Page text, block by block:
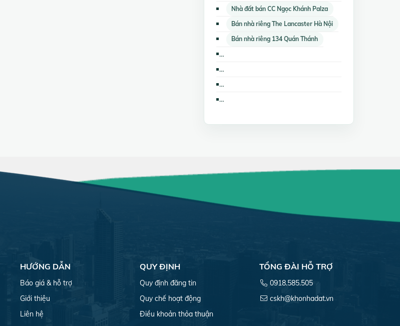
Nhà đất bán CC Ngọc Khánh Palza
Bán nhà riêng The Lancaster Hà Nội
Bán nhà riêng 134 Quán Thánh
HƯỚNG DẪN
Báo giá & hỗ trợ
Giới thiệu
Liên hệ
QUY ĐỊNH
Quy định đăng tin
Quy chế hoạt động
Điều khoản thỏa thuận
TỔNG ĐÀI HỖ TRỢ
0918.585.505
cskh@khonhadat.vn